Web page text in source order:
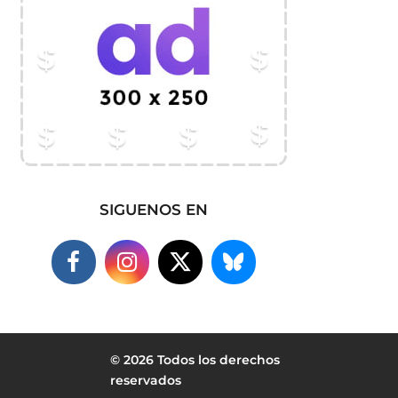
SIGUENOS EN
© 2026 Todos los derechos
reservados